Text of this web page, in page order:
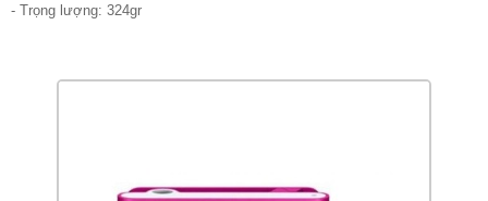
- Trọng lượng: 324gr